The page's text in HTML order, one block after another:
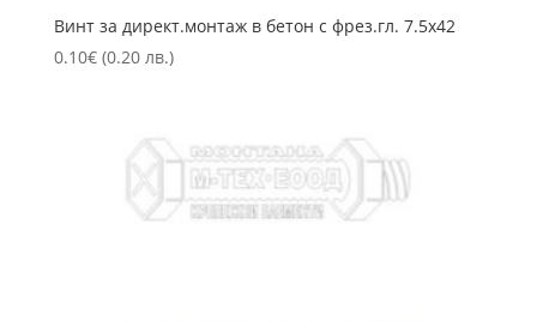
Винт за директ.монтаж в бетон с фрез.гл. 7.5х42
0.10€ (0.20 лв.)